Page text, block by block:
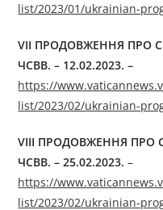
list/2023/01/ukrainian-
VII ПРОДОВЖЕННЯ ПРО
ЧСВВ. – 12.02.2023. –
https://
list/2023/02/ukrainian-
VIII ПРОДОВЖЕННЯ ПРО
ЧСВВ. – 25.02.2023. –
https://
list/2023/02/ukrainian-